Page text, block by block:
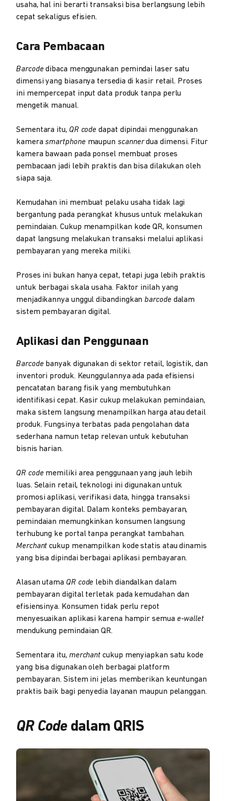
usaha, hal ini berarti transaksi bisa berlangsung lebih
cepat sekaligus efisien.
Cara Pembacaan
Barcodedibaca menggunakan pemindai laser satu
dimensi yang biasanya tersedia di kasir retail. Proses
ini mempercepat input data produk tanpa perlu
mengetik manual.
Sementara itu, QR codedapat dipindai menggunakan
kamera smartphone maupun scannerdua dimensi. Fitur
kamera bawaan pada ponsel membuat proses
pembacaan jadi lebih praktis dan bisa dilakukan oleh
siapa saja.
Kemudahan ini membuat pelaku usaha tidak lagi
bergantung pada perangkat khusus untuk melakukan
pemindaian. Cukup menampilkan kode QR, konsumen
dapat langsung melakukan transaksi melalui aplikasi
pembayaran yang mereka miliki.
Proses ini bukan hanya cepat, tetapi juga lebih praktis
untuk berbagai skala usaha. Faktor inilah yang
menjadikannya unggul dibandingkan barcode dalam
sistem pembayaran digital.
Aplikasi dan Penggunaan
Barcode banyak digunakan di sektor retail, logistik, dan
inventori produk. Keunggulannya ada pada efisiensi
pencatatan barang fisik yang membutuhkan
identifikasi cepat. Kasir cukup melakukan pemindaian,
maka sistem langsung menampilkan harga atau detail
produk. Fungsinya terbatas pada pengolahan data
sederhana namun tetap relevan untuk kebutuhan
bisnis harian.
QR code memiliki area penggunaan yang jauh lebih
luas. Selain retail, teknologi ini digunakan untuk
promosi aplikasi, verifikasi data, hingga transaksi
pembayaran digital. Dalam konteks pembayaran,
pemindaian memungkinkan konsumen langsung
terhubung ke portal tanpa perangkat tambahan.
Merchantcukup menampilkan kode statis atau dinamis
yang bisa dipindai berbagai aplikasi pembayaran.
Alasan utama QR code lebih diandalkan dalam
pembayaran digital terletak pada kemudahan dan
efisiensinya. Konsumen tidak perlu repot
menyesuaikan aplikasi karena hampir semua e-wallet
mendukung pemindaian QR.
Sementara itu, merchantcukup menyiapkan satu kode
yang bisa digunakan oleh berbagai platform
pembayaran. Sistem ini jelas memberikan keuntungan
praktis baik bagi penyedia layanan maupun pelanggan.
QR Code dalam QRIS